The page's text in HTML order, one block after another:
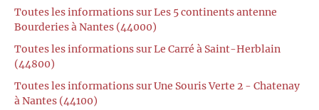
Toutes les informations sur Les 5 continents antenne
Bourderies à Nantes (44000)
Toutes les informations sur Le Carré à Saint-Herblain
(44800)
Toutes les informations sur Une Souris Verte 2 - Chatenay
à Nantes (44100)